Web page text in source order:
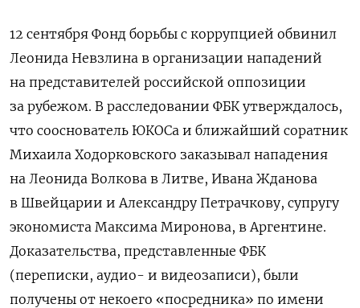
12 сентября Фонд борьбы с коррупцией обвинил
Леонида Невзлина в организации нападений
на представителей российской оппозиции
за рубежом. В расследовании ФБК утверждалось,
что сооснователь ЮКОСа и ближайший соратник
Михаила Ходорковского заказывал нападения
на Леонида Волкова в Литве, Ивана Жданова
в Швейцарии и Александру Петрачкову, супругу
экономиста Максима Миронова, в Аргентине.
Доказательства, представленные ФБК
(переписки, аудио- и видеозаписи), были
получены от некоего «посредника» по имени